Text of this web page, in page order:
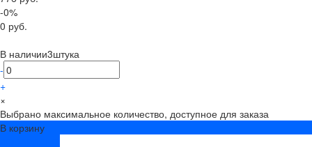
-0%
0 руб.
В наличии3штука
-
+
×
Выбрано максимальное количество, доступное для заказа
В корзину